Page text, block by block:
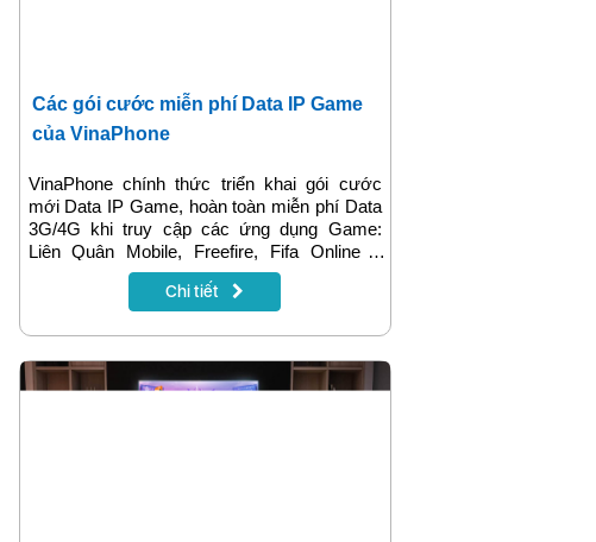
Các gói cước miễn phí Data IP Game
của VinaPhone
VinaPhone chính thức triển khai gói cước
mới Data IP Game, hoàn toàn miễn phí Data
3G/4G khi truy cập các ứng dụng Game:
Liên Quân Mobile, Freefire, Fifa Online 4
Mobile. Đó là các gói GM1, GM30 và DGM
của Vinaphone, cùng theo dõi bài viết để có
Chi tiết